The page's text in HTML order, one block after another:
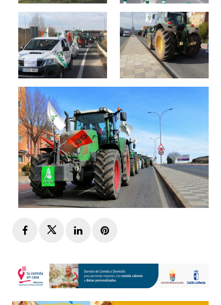
FacebookTwitterLinkedInPinterest